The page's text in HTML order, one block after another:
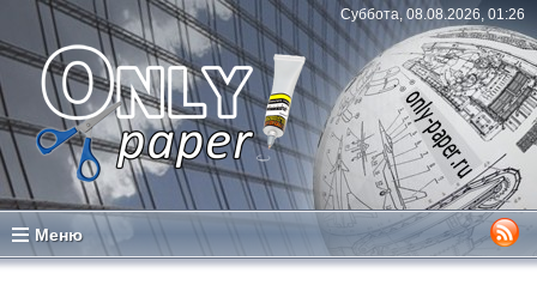
Суббота, 08.08.2026, 01:26
Меню